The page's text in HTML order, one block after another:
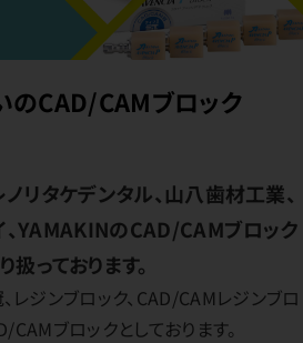
のCAD/CAMブロック
リタケデンタル、山八歯材工業、
、YAMAKINのCAD/CAMブロック
扱っております。
レジンブロック、CAD/CAMレジンブロ
ブロックとしております。